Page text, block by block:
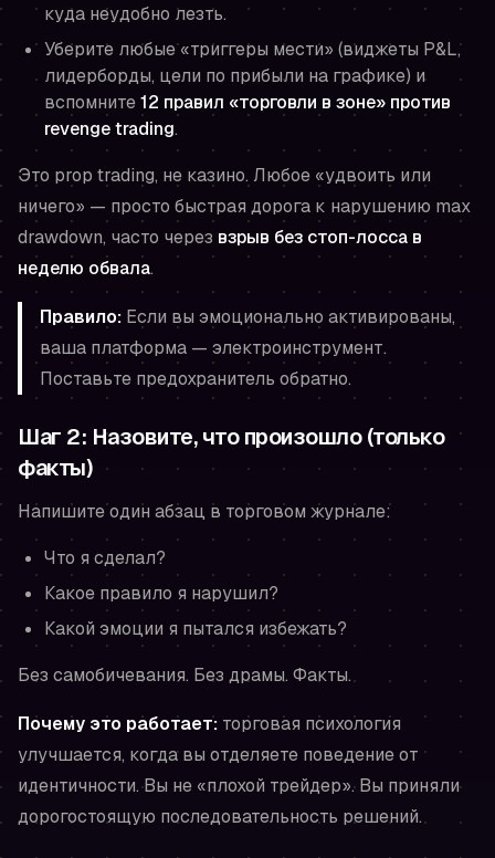
куда неудобно лезть.
Уберите любые «триггеры мести» (виджеты P&L,
лидерборды, цели по прибыли на графике) и
вспомните12 правил «торговли в зоне» против
revenge trading.
Это prop trading, не казино. Любое «удвоить или
ничего» — просто быстрая дорога к нарушению max
drawdown, часто через взрыв без стоп-лосса в
неделю обвала.
Правило: Если вы эмоционально активированы,
ваша платформа — электроинструмент.
Поставьте предохранитель обратно.
Шаг 2: Назовите, что произошло (только
факты)
Напишите один абзац в торговом журнале:
Что я сделал?
Какое правило я нарушил?
Какой эмоции я пытался избежать?
Без самобичевания. Без драмы. Факты.
Почему это работает: торговая психология
улучшается, когда вы отделяете поведение от
идентичности. Вы не «плохой трейдер». Вы приняли
дорогостоящую последовательность решений.